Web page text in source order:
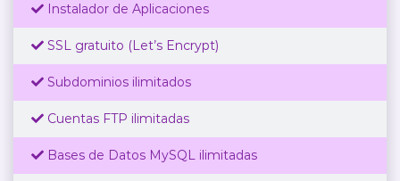
Instalador de Aplicaciones
SSL gratuito (Let’s Encrypt)
Subdominios ilimitados
Cuentas FTP ilimitadas
Bases de Datos MySQL ilimitadas